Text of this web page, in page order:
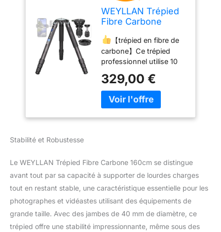
WEYLLAN Trépied
Fibre Carbone
Professionnel
Grand Trepied
Appareil Photo avec
Jambe De 40mm,
Adaptateur De
Coque De 75mm,
Trépied De
【trépied en fibre de
carbone】Ce trépied
professionnel utilise 10
fibre de carbone, avec
des jambes de
1,57in/40mm, pèse
88lbs/40kg. Utilisé avec
la tête de balle de 55mm,
ils peuvent atteindre la
plus élevée, ce sont
presque la combinaison
parfaite.
【retractable
329,00 €
Stabilité et Robustesse
Le WEYLLAN Trépied Fibre Carbone 160cm se distingue
avant tout par sa capacité à supporter de lourdes charges
tout en restant stable, une caractéristique essentielle pour les
photographes et vidéastes utilisant des équipements de
grande taille. Avec des jambes de 40 mm de diamètre, ce
trépied offre une stabilité impressionnante, même sous des